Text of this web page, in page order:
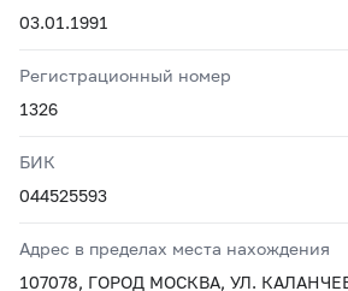
03.01.1991
Регистрационный номер
1326
БИК
044525593
Адрес в пределах места нахождения
107078, ГОРОД МОСКВА, УЛ.